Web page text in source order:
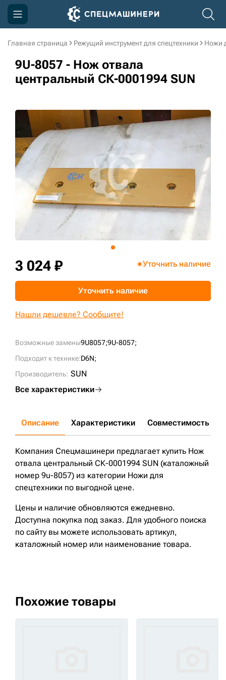
Главная страница Режущий инструмент для спецтехники Ножи
9U-8057 - Нож отвала
центральный СК-0001994 SUN
Возможные замены9U8057;9U-8057;
Подходит к технике:D6N;
Производитель: SUN
Все характеристики
3 024 ₽ Уточнить наличие
Уточнить наличие
Нашли дешевле? Сообщите!
Описание Характеристики Совместимость
Компания Спецмашинери предлагает купить Нож
отвала центральный СК-0001994 SUN (каталожный
номер 9u-8057) из категории Ножи для
спецтехники по выгодной цене.
Цены и наличие обновляются ежедневно.
Доступна покупка под заказ. Для удобного поиска
по сайту вы можете использовать артикул,
каталожный номер или наименование товара.
Похожие товары
Компания
Акции
Информация
Контакты
3D тур по производству
3D тур по складам
sksale@skdst.ru
+7 (499) 394-50-93